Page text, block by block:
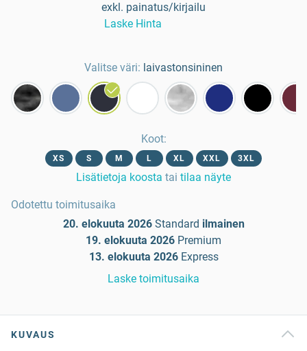
exkl. painatus/kirjailu
Laske Hinta
Valitse väri: laivastonsininen
Koot:
XS S M L XL XXL 3XL
Lisätietoja koosta tai tilaa näyte
Odotettu toimitusaika
20. elokuuta 2026 Standard ilmainen
19. elokuuta 2026 Premium
13. elokuuta 2026 Express
Laske toimitusaika
KUVAUS